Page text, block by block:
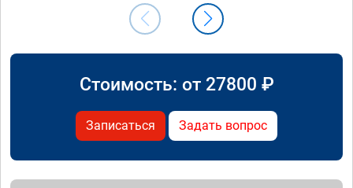
Стоимость: от 27800 ₽
Записаться Задать вопрос